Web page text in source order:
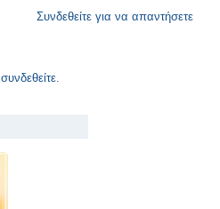
Συνδεθείτε για να απαντήσετε
συνδεθείτε.